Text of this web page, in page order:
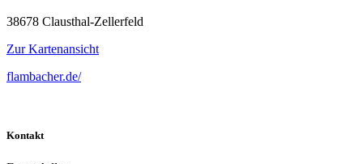
38678 Clausthal-Zellerfeld
Zur Kartenansicht
flambacher.de/
Kontakt